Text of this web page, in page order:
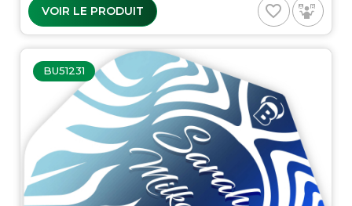
VOIR LE PRODUIT favorite_border
BU51231